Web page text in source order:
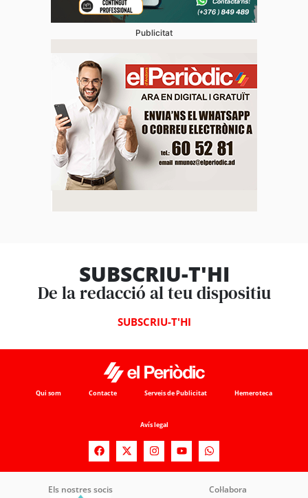
Publicitat
SUBSCRIU-T'HI
De la redacció al teu dispositiu
SUBSCRIU-T'HI
Qui som Contacte Serveis de Publicitat Hemeroteca
Avís legal
Els nostres socis Col·labora